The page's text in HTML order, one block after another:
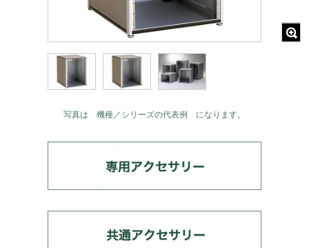
写真は 機種／シリーズの代表例 になります。